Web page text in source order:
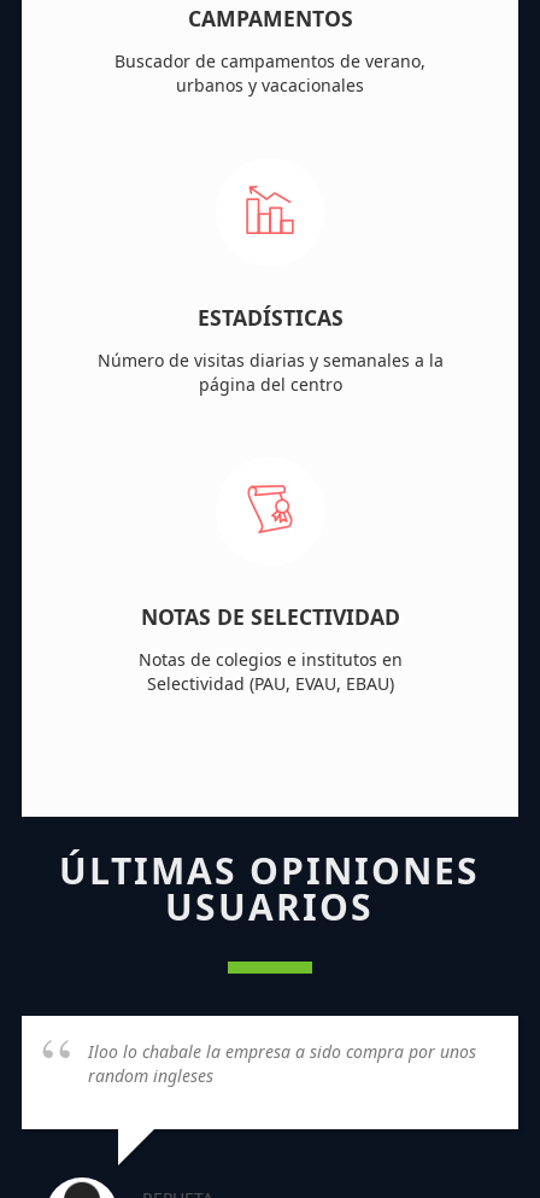
CAMPAMENTOS
Buscador de campamentos de verano,
urbanos y vacacionales
ESTADÍSTICAS
Número de visitas diarias y semanales a la
página del centro
NOTAS DE SELECTIVIDAD
Notas de colegios e institutos en
Selectividad (PAU, EVAU, EBAU)
ÚLTIMAS OPINIONES
USUARIOS
Iloo lo chabale la empresa a sido compra por unos
random ingleses